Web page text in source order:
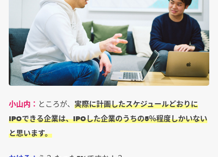
小山内： ところが、 実際に計画したスケジュールどおりに
IPOできる企業は、IPOした企業のうちの5％程度しかいない
と思います。